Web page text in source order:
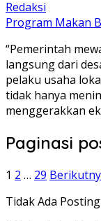
Redaksi
Program Makan
“Pemerintah
langsung dari
pelaku usaha
tidak hanya
menggerakkan
Paginasi
1 2 … 29
Tidak Ada